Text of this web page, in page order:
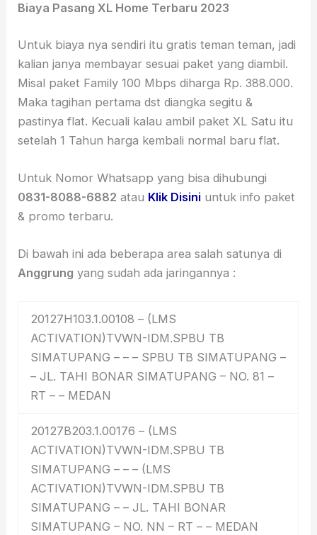
Biaya Pasang XL Home Terbaru 2023
Untuk biaya nya sendiri itu gratis teman teman, jadi
kalian janya membayar sesuai paket yang diambil.
Misal paket Family 100 Mbps diharga Rp. 388.000.
Maka tagihan pertama dst diangka segitu &
pastinya flat. Kecuali kalau ambil paket XL Satu itu
setelah 1 Tahun harga kembali normal baru flat.
Untuk Nomor Whatsapp yang bisa dihubungi
0831-8088-6882 atau Klik Disini untuk info paket
& promo terbaru.
Di bawah ini ada beberapa area salah satunya di
Anggrung yang sudah ada jaringannya :
20127H103.1.00108 – (LMS
ACTIVATION)TVWN-IDM.SPBU TB
SIMATUPANG – – – SPBU TB SIMATUPANG –
– JL. TAHI BONAR SIMATUPANG – NO. 81 –
RT – – MEDAN
20127B203.1.00176 – (LMS
ACTIVATION)TVWN-IDM.SPBU TB
SIMATUPANG – – – (LMS
ACTIVATION)TVWN-IDM.SPBU TB
SIMATUPANG – – JL. TAHI BONAR
SIMATUPANG – NO. NN – RT – – MEDAN